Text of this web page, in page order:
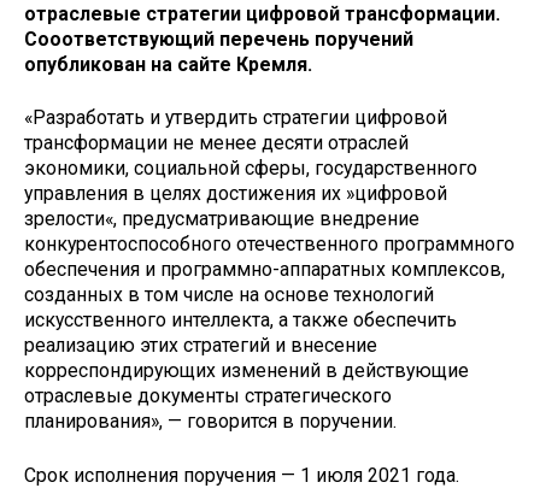
отраслевые стратегии цифровой трансформации.
Сооответствующий перечень поручений
опубликован на сайте Кремля.
«Разработать и утвердить стратегии цифровой
трансформации не менее десяти отраслей
экономики, социальной сферы, государственного
управления в целях достижения их »цифровой
зрелости«, предусматривающие внедрение
конкурентоспособного отечественного программного
обеспечения и программно-аппаратных комплексов,
созданных в том числе на основе технологий
искусственного интеллекта, а также обеспечить
реализацию этих стратегий и внесение
корреспондирующих изменений в действующие
отраслевые документы стратегического
планирования», — говорится в поручении.
Срок исполнения поручения — 1 июля 2021 года.